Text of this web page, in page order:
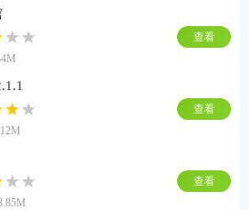
查看
查看
查看